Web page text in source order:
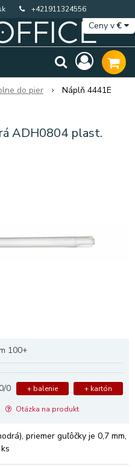
+421911324556
Ceny v€
BTS
do pier
Náplň 4441E
ADH0804 plast.
100+
0 + balenie + kartón
Otázka na produkt
priemer guľôčky je 0,7 mm,